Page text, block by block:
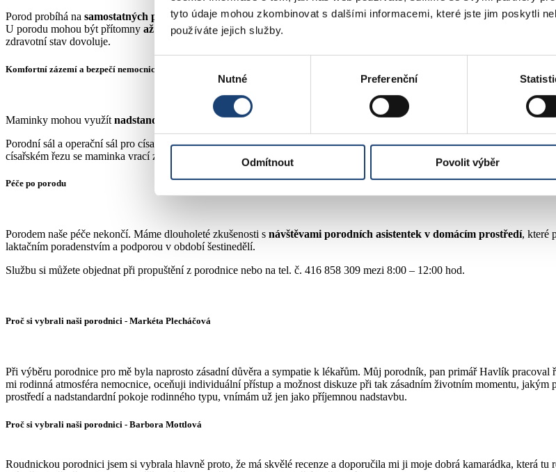
tyto údaje mohou zkombinovat s dalšími informacemi, které jste jim poskytli
používáte jejich služby.
Nutné Preferenční
Odmítnout Povolit výběr
Porod probíhá na samostatných porodních pokojích, kde může žena strávit celý průběh porodu v klidném prostředí.
U porodu mohou být přítomny až dvě blízké osoby, které mohou rodičku podporovat během celého porodu.
zdravotní stav dovoluje.
Komfortní zázemí a bezpečí nemocnice
Maminky mohou využít nadstandardní pokoje rodinného typu
, které poskytují soukromí a pohodlí během pobytu v
Porodní sál a operační sál pro císařský řez jsouodděleny pouze jedněmi dveřmi, což umožňuje rychlou reakci v případě
císařském řezu se maminka vrací zpět na svůj pokoj a o miminko se může starat její doprovod.
Péče po porodu
Porodem naše péče nekončí. Máme dlouholeté zkušenosti s návštěvami porodních asistentek v domácím prostředí, které
laktačním poradenstvím a podporou v období šestinedělí.
Službu si můžete objednat při propuštění z porodnice nebo na tel. č. 416 858 309 mezi 8:00 – 12:00 hod.
Proč si vybrali naši porodnici - Markéta Plecháčová
Při výběru porodnice pro mě byla naprosto zásadní důvěra a sympatie k lékařům. Můj porodník, pan primář Havlík
mi rodinná atmosféra nemocnice, oceňuji individuální přístup a možnost diskuze při tak zásadním životním momentu,
prostředí a nadstandardní pokoje rodinného typu, vnímám už jen jako příjemnou nadstavbu.
Proč si vybrali naši porodnici - Barbora Mottlová
Roudnickou porodnici jsem si vybrala hlavně proto, že má skvělé recenze a doporučila mi ji moje dobrá kamarádka, která